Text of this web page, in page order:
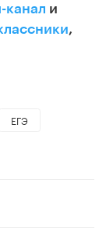
канал и
,
ЕГЭ